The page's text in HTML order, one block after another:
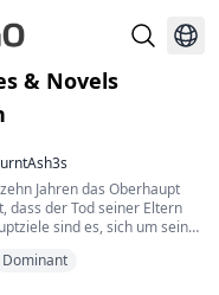
& Novels
Jahren das Oberhaupt
dass der Tod seiner Eltern
sind es, sich um seine
Dominant